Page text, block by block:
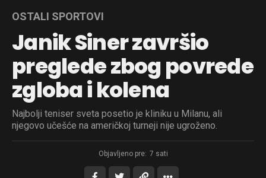
OSTALI SPORTOVI
Janik Siner završio
preglede zbog povrede
zgloba i kolena
Najbolji teniser sveta posetio je kliniku u Milanu, ali
njegovo učešće na američkoj turneji nije ugroženo.
Objavljeno pre: 7 sati